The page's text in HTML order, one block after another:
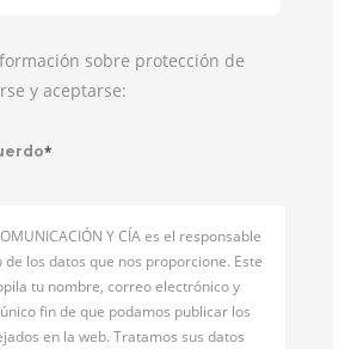
sobre protección de
y aceptarse:
*
Y CÍA es el responsable
los datos que nos proporcione. Este
tu nombre, correo electrónico y
fin de que podamos publicar los
en la web. Tratamos sus datos